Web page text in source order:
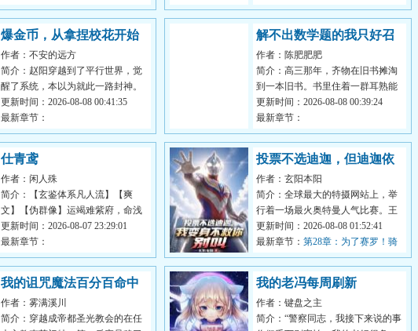
来。沐雪柔：老板，借一万灵石，
爆金币，从拿捏校花开始
作者：不安的远方
简介：赵阳穿越到了平行世界，觉
醒了系统，本以为就此一路封神。
没想到，这个系统有点不当人。赵
阳必须从...
更新时间：2026-08-08 00:41:35
最新章节：
解不出数学题的我只好召
唤牛顿
作者：陈肥肥肥
简介：高三那年，齐物在旧书摊淘
到一本旧书。书里住着一群耳熟能
详的科学家。哥白尼在塔楼上问
他：地球真...
更新时间：2026-08-08 00:39:24
最新章节：
仕青鸢
作者：闲人殊
简介：【玄鉴体系凡人流】【爽
文】【伪群像】运竭难紫府，命浅
不成君……仙族支脉，父母双亡，
有妹（收养...
更新时间：2026-08-07 23:29:01
最新章节：
投票不选迪迦，但迪迦依
旧会救你
作者：玄阳本阳
简介：全球最大的特摄网站上，举
行着一场最火奥特曼人气比赛。王
林跟一群中登一样，选择最爱的白
月光迪迦...
更新时间：2026-08-08 01:52:41
最新章节： 第28章：为了赛罗！骑
鬼火就骑鬼火！
我的诅咒魔法百分百命中
作者：雾满溪川
简介：穿越成帝都圣光教会的在任
我的老冯每周刷新
作者：键盘之主
简介：“警察同志，我接下来说的事